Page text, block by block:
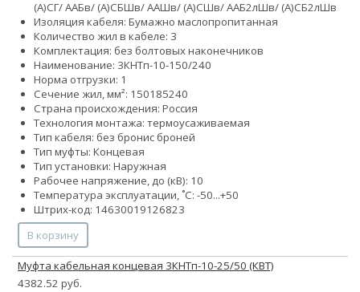
(А)СГ/ ААБв/ (А)СБШв/ ААШв/ (А)СШв/ ААБ2лШв/ (А)СБ2лШв
Изоляция кабеля: Бумажно маслопропитанная
Количество жил в кабеле: 3
Комплектация: без болтовых наконечников
Наименование: 3КНТп-10-150/240
Норма отгрузки: 1
Сечение жил, мм²: 150185240
Страна происхождения: Россия
Технология монтажа: термоусаживаемая
Тип кабеля: без бронис броней
Тип муфты: Концевая
Тип установки: Наружная
Рабочее напряжение, до (кВ): 10
Температура эксплуатации, ˚С: -50...+50
Штрих-код: 14630019126823
В корзину
Муфта кабельная концевая 3КНТп-10-25/50 (КВТ)
4382.52 руб.